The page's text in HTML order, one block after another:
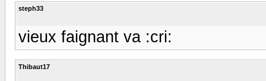
steph33
vieux faignant va :cri:
Thibaut17